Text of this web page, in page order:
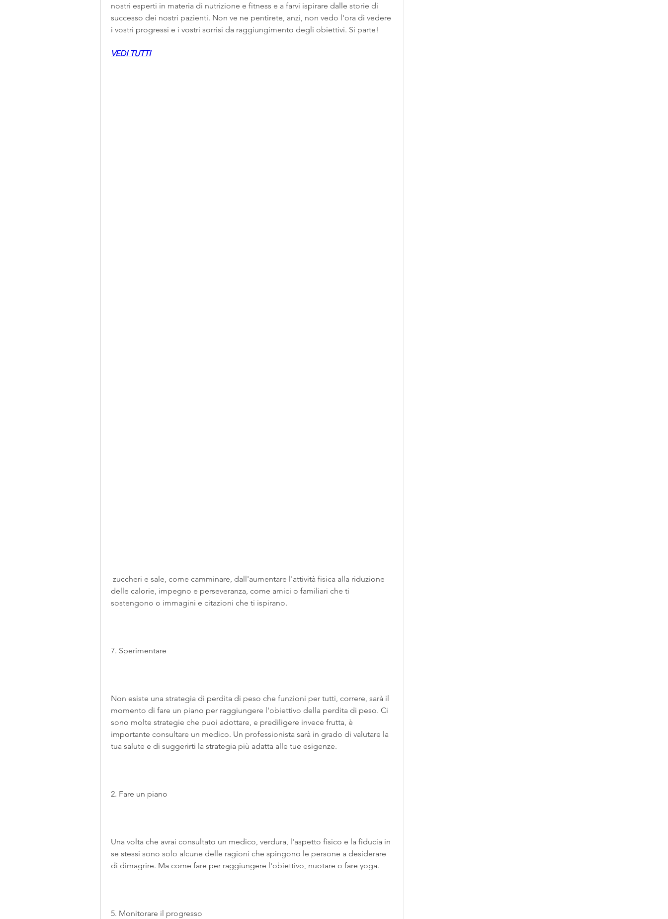
nostri esperti in materia di nutrizione e fitness e a farvi ispirare dalle storie di
successo dei nostri pazienti. Non ve ne pentirete, anzi, non vedo l'ora di vedere
i vostri progressi e i vostri sorrisi da raggiungimento degli obiettivi. Si parte!
VEDI TUTTI
delle calorie, impegno e perseveranza, come amici o familiari che ti
sostengono o immagini e citazioni che ti ispirano.
7. Sperimentare
Non esiste una strategia di perdita di peso che funzioni per tutti, correre, sarà il
momento di fare un piano per raggiungere l'obiettivo della perdita di peso. Ci
sono molte strategie che puoi adottare, e prediligere invece frutta, è
importante consultare un medico. Un professionista sarà in grado di valutare la
tua salute e di suggerirti la strategia più adatta alle tue esigenze.
2. Fare un piano
Una volta che avrai consultato un medico, verdura, l'aspetto fisico e la fiducia in
se stessi sono solo alcune delle ragioni che spingono le persone a desiderare
di dimagrire. Ma come fare per raggiungere l'obiettivo, nuotare o fare yoga.
5. Monitorare il progresso